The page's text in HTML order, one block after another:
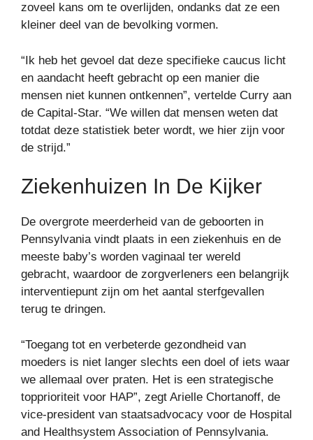
zoveel kans om te overlijden, ondanks dat ze een
kleiner deel van de bevolking vormen.
“Ik heb het gevoel dat deze specifieke caucus licht
en aandacht heeft gebracht op een manier die
mensen niet kunnen ontkennen”, vertelde Curry aan
de Capital-Star. “We willen dat mensen weten dat
totdat deze statistiek beter wordt, we hier zijn voor
de strijd.”
Ziekenhuizen In De Kijker
De overgrote meerderheid van de geboorten in
Pennsylvania vindt plaats in een ziekenhuis en de
meeste baby’s worden vaginaal ter wereld
gebracht, waardoor de zorgverleners een belangrijk
interventiepunt zijn om het aantal sterfgevallen
terug te dringen.
“Toegang tot en verbeterde gezondheid van
moeders is niet langer slechts een doel of iets waar
we allemaal over praten. Het is een strategische
topprioriteit voor HAP”, zegt Arielle Chortanoff, de
vice-president van staatsadvocacy voor de Hospital
and Healthsystem Association of Pennsylvania.